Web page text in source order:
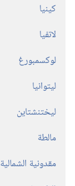
كينيا
لاتفيا
لوكسمبورغ
ليتوانيا
ليختنشتاين
مالطة
مقدونية الشمالية